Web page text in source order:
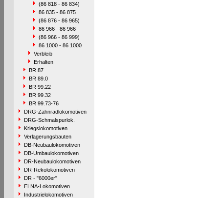
(86 818 - 86 834)
86 835 - 86 875
(86 876 - 86 965)
86 966 - 86 966
(86 966 - 86 999)
86 1000 - 86 1000
Verbleib
Erhalten
BR 87
BR 89.0
BR 99.22
BR 99.32
BR 99.73-76
DRG-Zahnradlokomotiven
DRG-Schmalspurlok.
Kriegslokomotiven
Verlagerungsbauten
DB-Neubaulokomotiven
DB-Umbaulokomotiven
DR-Neubaulokomotiven
DR-Rekolokomotiven
DR - "6000er"
ELNA-Lokomotiven
Industrielokomotiven